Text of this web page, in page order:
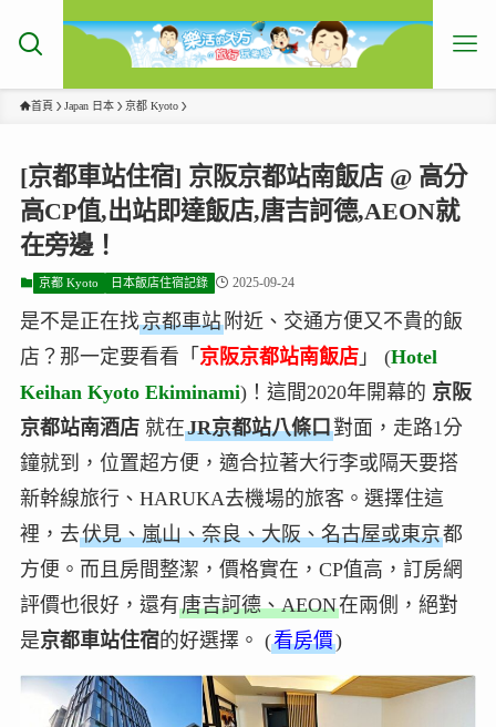
首頁 Japan 日本 京都 Kyoto
[京都車站住宿] 京阪京都站南飯店 @ 高分
高CP值,出站即達飯店,唐吉訶德,AEON就
在旁邊！
京都 Kyoto 日本飯店住宿記錄 2025-09-24
是不是正在找京都車站附近、交通方便又不貴的飯
店？那一定要看看「 京阪京都站南飯店」 (Hotel
Keihan Kyoto Ekiminami)！這間2020年開幕的 京阪
京都站南酒店就在JR京都站八條口對面，走路1分
鐘就到，位置超方便，適合拉著大行李或隔天要搭
新幹線旅行、HARUKA去機場的旅客。選擇住這
裡，去伏見、嵐山、奈良、大阪、名古屋或東京都
方便。而且房間整潔，價格實在，CP值高，訂房網
評價也很好，還有唐吉訶德、AEON在兩側，絕對
是京都車站住宿的好選擇。 (看房價)